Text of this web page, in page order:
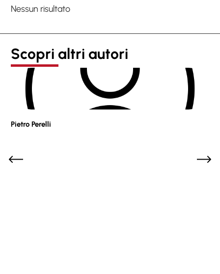
Nessun risultato
Scopri altri autori
Pietro Perelli